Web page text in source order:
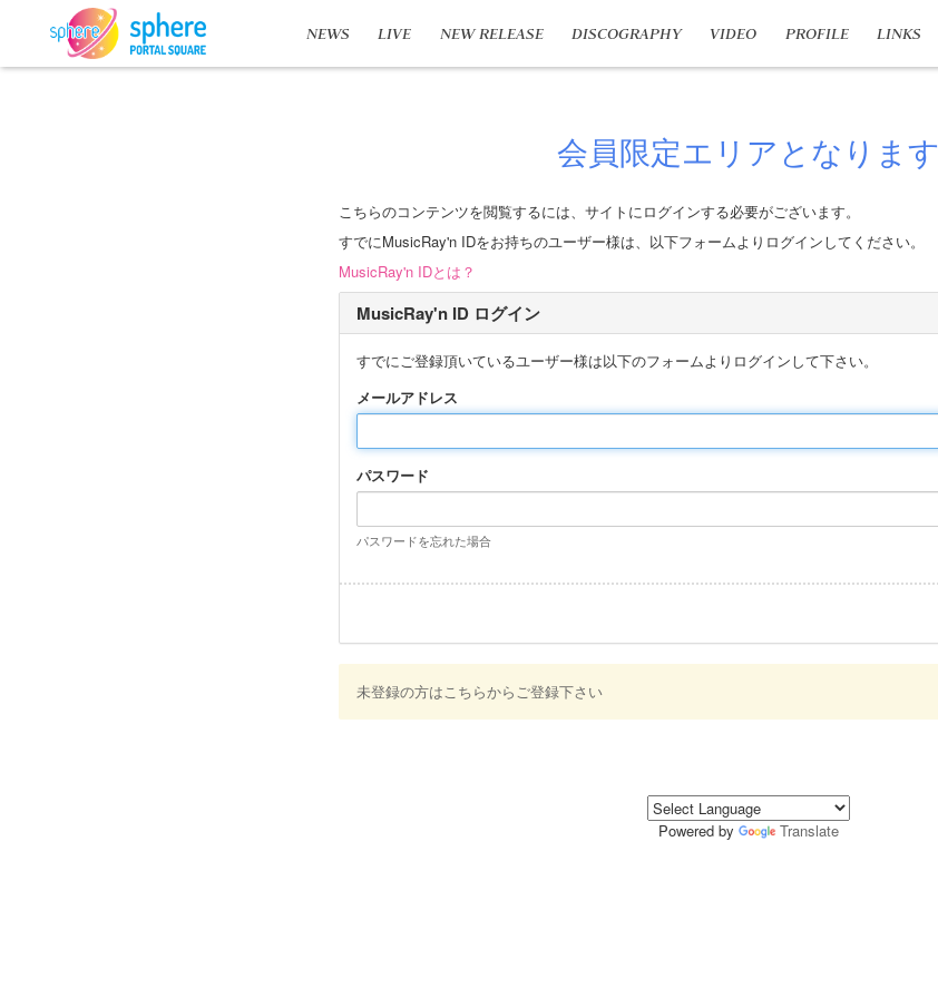
NEWS LIVE NEW RELEASE DISCOGRAPHY VIDEO PROFILE LINKS
会員限定エリアとなります
こちらのコンテンツを閲覧するには、サイトにログインする必要がございます。
すでにMusicRay'n IDをお持ちのユーザー様は、以下フォームよりログインしてください。
MusicRay'n IDとは？
MusicRay'n ID ログイン
すでにご登録頂いているユーザー様は以下のフォームよりログインして下さい。
メールアドレス
パスワード
パスワードを忘れた場合
未登録の方はこちらからご登録下さい
Powered by Translate